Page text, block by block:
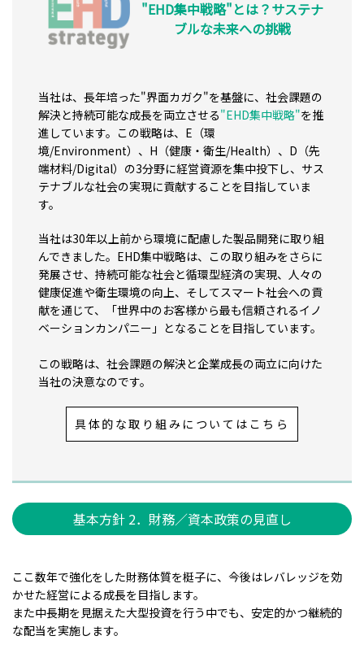
"EHD集中戦略"とは？サステナ
ブルな未来への挑戦
当社は、長年培った"界面カガク"を基盤に、社会課題の
解決と持続可能な成長を両立させる"EHD集中戦略"を推
進しています。この戦略は、E（環
境/Environment）、H（健康・衛生/Health）、D（先
端材料/Digital）の3分野に経営資源を集中投下し、サス
テナブルな社会の実現に貢献することを目指していま
す。
当社は30年以上前から環境に配慮した製品開発に取り組
んできました。EHD集中戦略は、この取り組みをさらに
発展させ、持続可能な社会と循環型経済の実現、人々の
健康促進や衛生環境の向上、そしてスマート社会への貢
献を通じて、「世界中のお客様から最も信頼されるイノ
ベーションカンパニー」となることを目指しています。
この戦略は、社会課題の解決と企業成長の両立に向けた
当社の決意なのです。
具体的な取り組みについてはこちら
基本方針 2．財務／資本政策の見直し
ここ数年で強化をした財務体質を梃子に、今後はレバレッジを効
かせた経営による成長を目指します。
また中長期を見据えた大型投資を行う中でも、安定的かつ継続的
な配当を実施します。